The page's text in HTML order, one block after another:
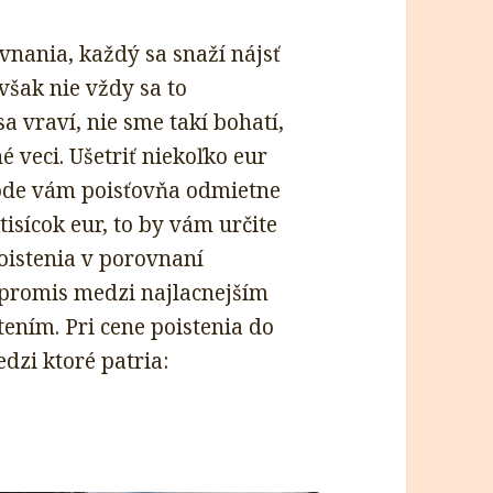
každý sa snaží nájsť
nie vždy sa to
vraví, nie sme takí bohatí,
veci. Ušetriť niekoľko eur
vám poisťovňa odmietne
eur, to by vám určite
v porovnaní
medzi najlacnejším
Pri cene poistenia do
ktoré patria: